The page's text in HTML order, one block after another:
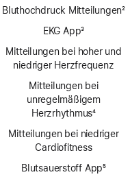
Bluthochdruck Mitteilungen2
EKG App3
Mitteilungen bei hoher und
niedriger Herzfrequenz
Mitteilungen bei
unregelmäßigem
Herzrhythmus4
Mitteilungen bei niedriger
Cardio­fitness
Blutsauerstoff App5